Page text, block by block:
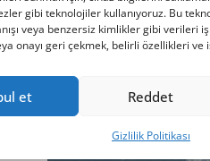
gibi teknolojiler kullanıyoruz. Bu
veya benzersiz kimlikler gibi verileri
onayı geri çekmek, belirli özellikleri
et Reddet
Gizlilik Politikası